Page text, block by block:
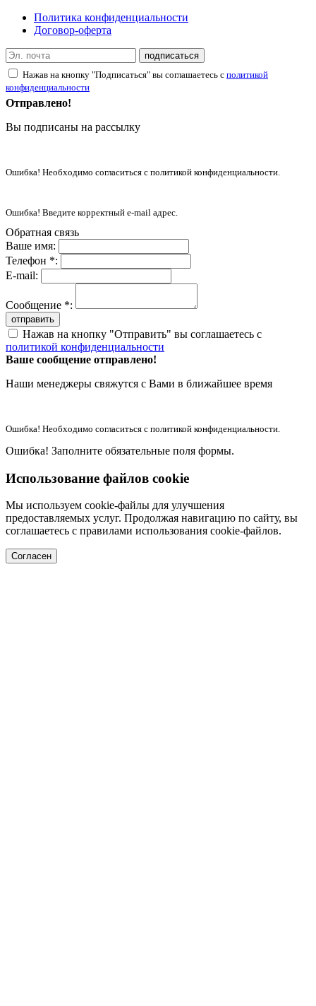
Политика конфиденциальности
Договор-оферта
подписаться
Нажав на кнопку "Подписаться" вы соглашаетесь с политикой
конфиденциальности
Отправлено!
Вы подписаны на рассылку
Ошибка! Необходимо согласиться с политикой конфиденциальности.
Ошибка! Введите корректный e-mail адрес.
Обратная связь
Ваше имя:
Телефон *:
E-mail:
Сообщение *:
отправить
Нажав на кнопку "Отправить" вы соглашаетесь с
политикой конфиденциальности
Ваше сообщение отправлено!
Наши менеджеры свяжутся с Вами в ближайшее время
Ошибка! Необходимо согласиться с политикой конфиденциальности.
Ошибка! Заполните обязательные поля формы.
Использование файлов cookie
Мы используем cookie-файлы для улучшения
предоставляемых услуг. Продолжая навигацию по сайту, вы
соглашаетесь с правилами использования cookie-файлов.
Согласен